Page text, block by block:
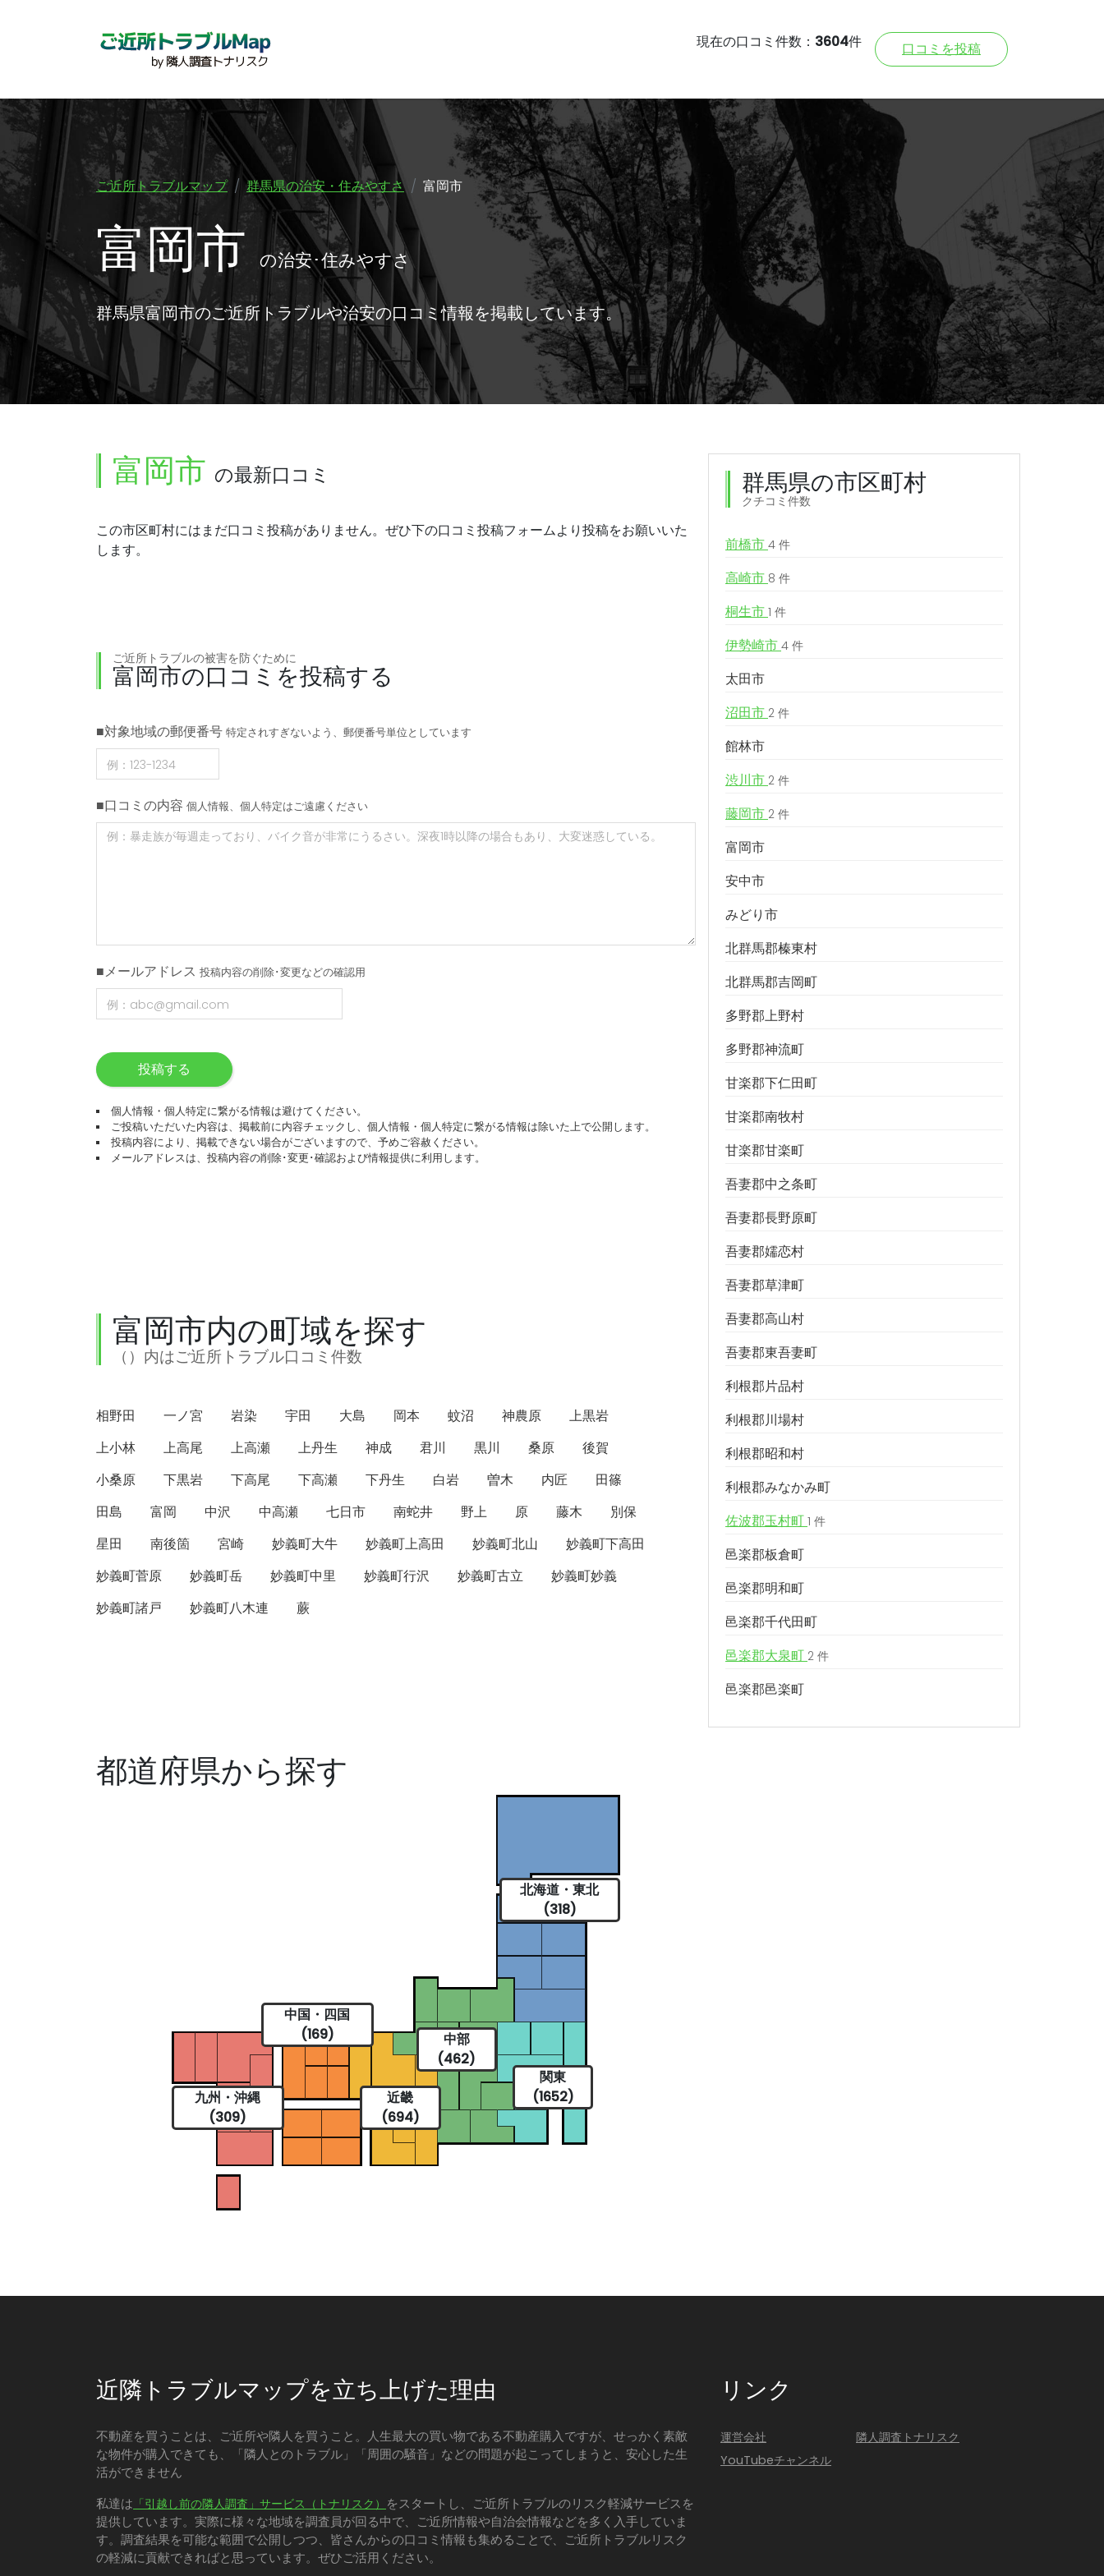
現在の口コミ件数： 3604件 口コミを投稿
ご近所トラブルマップ 群馬県の治安・住みやすさ 富岡市
富岡市 の治安･住みやすさ
群馬県富岡市のご近所トラブルや治安の口コミ情報を掲載しています。
富岡市 の最新口コミ
この市区町村にはまだ口コミ投稿がありません。ぜひ下の口コミ投稿フォームより投稿をお願いいた
します。
ご近所トラブルの被害を防ぐために
富岡市の口コミを投稿する
■対象地域の郵便番号 特定されすぎないよう、郵便番号単位としています
■口コミの内容 個人情報、個人特定はご遠慮ください
■メールアドレス 投稿内容の削除･変更などの確認用
投稿する
個人情報・個人特定に繋がる情報は避けてください。
ご投稿いただいた内容は、掲載前に内容チェックし、個人情報・個人特定に繋がる情報は除いた上で公開します。
投稿内容により、掲載できない場合がございますので、予めご容赦ください。
メールアドレスは、投稿内容の削除･変更･確認および情報提供に利用します。
富岡市内の町域を探す
（）内はご近所トラブル口コミ件数
相野田 一ノ宮 岩染 宇田 大島 岡本 蚊沼 神農原
上黒岩
上小林
上高尾 上高瀬 上丹生 神成 君川 黒川 桑原
後賀
小桑原
下黒岩 下高尾 下高瀬 下丹生 白岩 曽木 内匠
田篠
田島
富岡 中沢 中高瀬 七日市 南蛇井 野上 原 藤木
別保
星田
南後箇 宮崎 妙義町大牛 妙義町上高田 妙義町北山
妙義町下高田
妙義町菅原
妙義町岳 妙義町中里 妙義町行沢 妙義町古立
妙義町妙義
妙義町諸戸
妙義町八木連 蕨
都道府県から探す
北海道・東北
(318)
関東
(1652)
中部
(462)
近畿
(694)
中国・四国
(169)
九州・沖縄
(309)
群馬県の市区町村
クチコミ件数
前橋市 4 件
高崎市 8 件
桐生市 1 件
伊勢崎市 4 件
太田市
沼田市 2 件
館林市
渋川市 2 件
藤岡市 2 件
富岡市
安中市
みどり市
北群馬郡榛東村
北群馬郡吉岡町
多野郡上野村
多野郡神流町
甘楽郡下仁田町
甘楽郡南牧村
甘楽郡甘楽町
吾妻郡中之条町
吾妻郡長野原町
吾妻郡嬬恋村
吾妻郡草津町
吾妻郡高山村
吾妻郡東吾妻町
利根郡片品村
利根郡川場村
利根郡昭和村
利根郡みなかみ町
佐波郡玉村町 1 件
邑楽郡板倉町
邑楽郡明和町
邑楽郡千代田町
邑楽郡大泉町 2 件
邑楽郡邑楽町
近隣トラブルマップを立ち上げた理由
不動産を買うことは、ご近所や隣人を買うこと。人生最大の買い物である不動産購入ですが、せっかく素敵
な物件が購入できても、「隣人とのトラブル」「周囲の騒音」などの問題が起こってしまうと、安心した生
活ができません
私達は 「引越し前の隣人調査」サービス（トナリスク） をスタートし、ご近所トラブルのリスク軽減サービスを
提供しています。実際に様々な地域を調査員が回る中で、ご近所情報や自治会情報などを多く入手していま
す。調査結果を可能な範囲で公開しつつ、皆さんからの口コミ情報も集めることで、ご近所トラブルリスク
の軽減に貢献できればと思っています。ぜひご活用ください。
リンク
運営会社
YouTubeチャンネル
隣人調査トナリスク